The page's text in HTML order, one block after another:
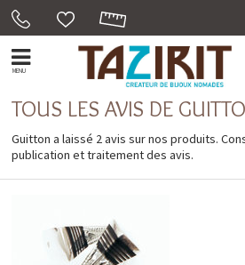
MENU
TOUS LES AVIS DE
Guitton a laissé 2 avis sur nos produits.
publication et traitement des avis.